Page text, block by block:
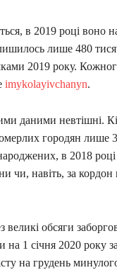
в 2019 році воно
лише 480
2019 року.
imykolayivchanyn.
даними невтішні.
городян лише
в 2018
чи, навіть, за
обсяги
на 1 січня 2020 року
на грудень